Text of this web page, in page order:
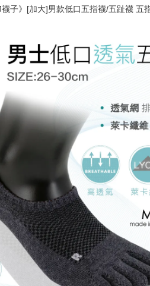
襪子》[加大]男款低口五指襪/五趾襪